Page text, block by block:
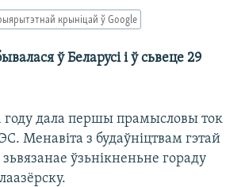
РСЭ
крыніцай ў Google
ў Беларусі і ў сьвеце 29
году дала першы прамысловы ток
Менавіта з будаўніцтвам гэтай
ўзьнікненьне гораду